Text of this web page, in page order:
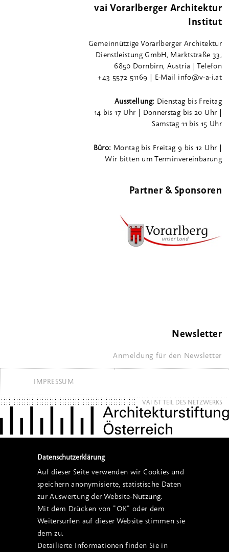
vai Vorarlberger Architektur
Institut
Gemeinnützige Vorarlberger Architektur
Dienstleistung GmbH, Marktstraße 33,
6850 Dornbirn, Austria | Telefon
+43 5572 51169 | E-Mail info@v-a-i.at
Ausstellung: Dienstag bis Freitag
14 bis 17 Uhr | Donnerstag bis 20 Uhr |
Samstag 11 bis 15 Uhr
Büro: Montag bis Freitag 9 bis 12 Uhr |
Wir bitten um Terminvereinbarung
Partner & Sponsoren
Newsletter
Anmeldung für den Newsletter
IMPRESSUM
VAI IST TEIL DES NETZWERKS
Datenschutzerklärung
Auf dieser Seite verwenden wir Cookies und
speichern anonymisierte, statistische Daten
zur Auswertung der Website-Nutzung.
Mit dem Drücken von "OK" oder dem
Weitersurfen auf dieser Website stimmen sie
dem zu.
Detailierte Informationen finden Sie in